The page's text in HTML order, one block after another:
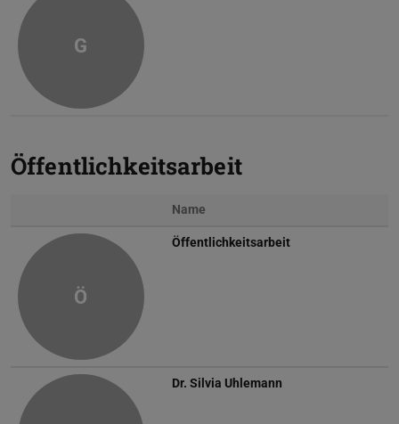
G
Öffentlichkeitsarbeit
Name
Ö
Öffentlichkeitsarbeit
Dr. Silvia Uhlemann